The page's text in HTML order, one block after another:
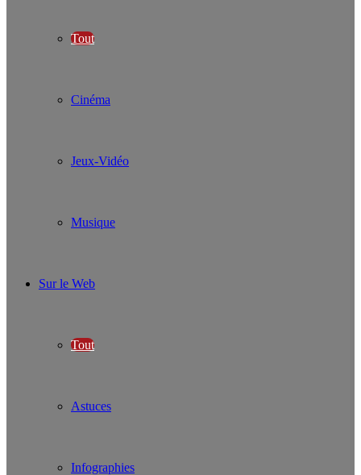
Tout
Cinéma
Jeux-Vidéo
Musique
Sur le Web
Tout
Astuces
Infographies